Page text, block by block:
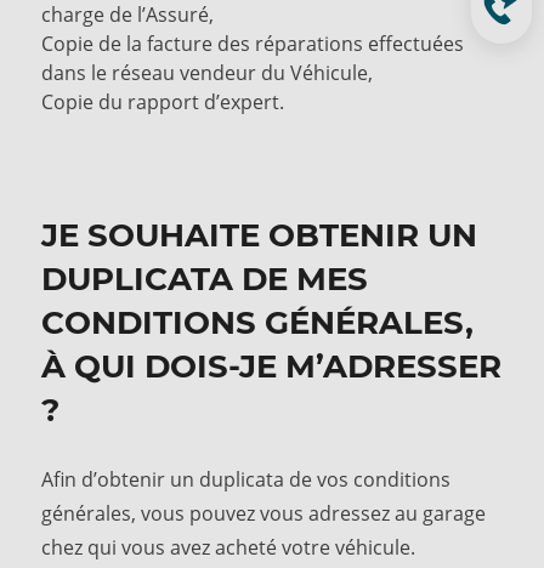
charge de l’Assuré,
Copie de la facture des réparations effectuées
dans le réseau vendeur du Véhicule,
Copie du rapport d’expert.
JE SOUHAITE OBTENIR UN
DUPLICATA DE MES
CONDITIONS GÉNÉRALES,
À QUI DOIS-JE M’ADRESSER
?
Afin d’obtenir un duplicata de vos conditions
générales, vous pouvez vous adressez au garage
chez qui vous avez acheté votre véhicule.